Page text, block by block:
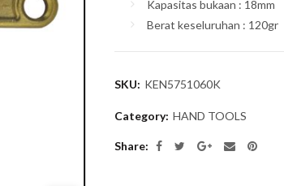
Kapasitas bukaan : 18mm
Berat keseluruhan : 120gr
SKU: KEN5751060K
Category: HAND TOOLS
Share